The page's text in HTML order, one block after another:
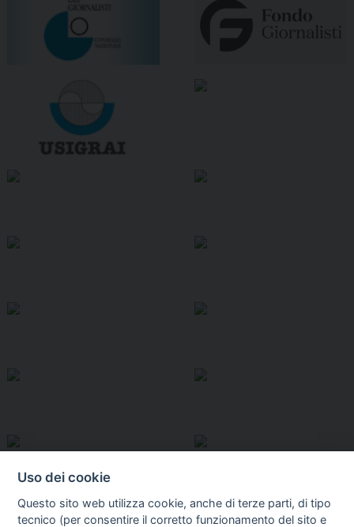
Uso dei cookie
Questo sito web utilizza cookie, anche di terze parti, di tipo
tecnico (per consentire il corretto funzionamento del sito e